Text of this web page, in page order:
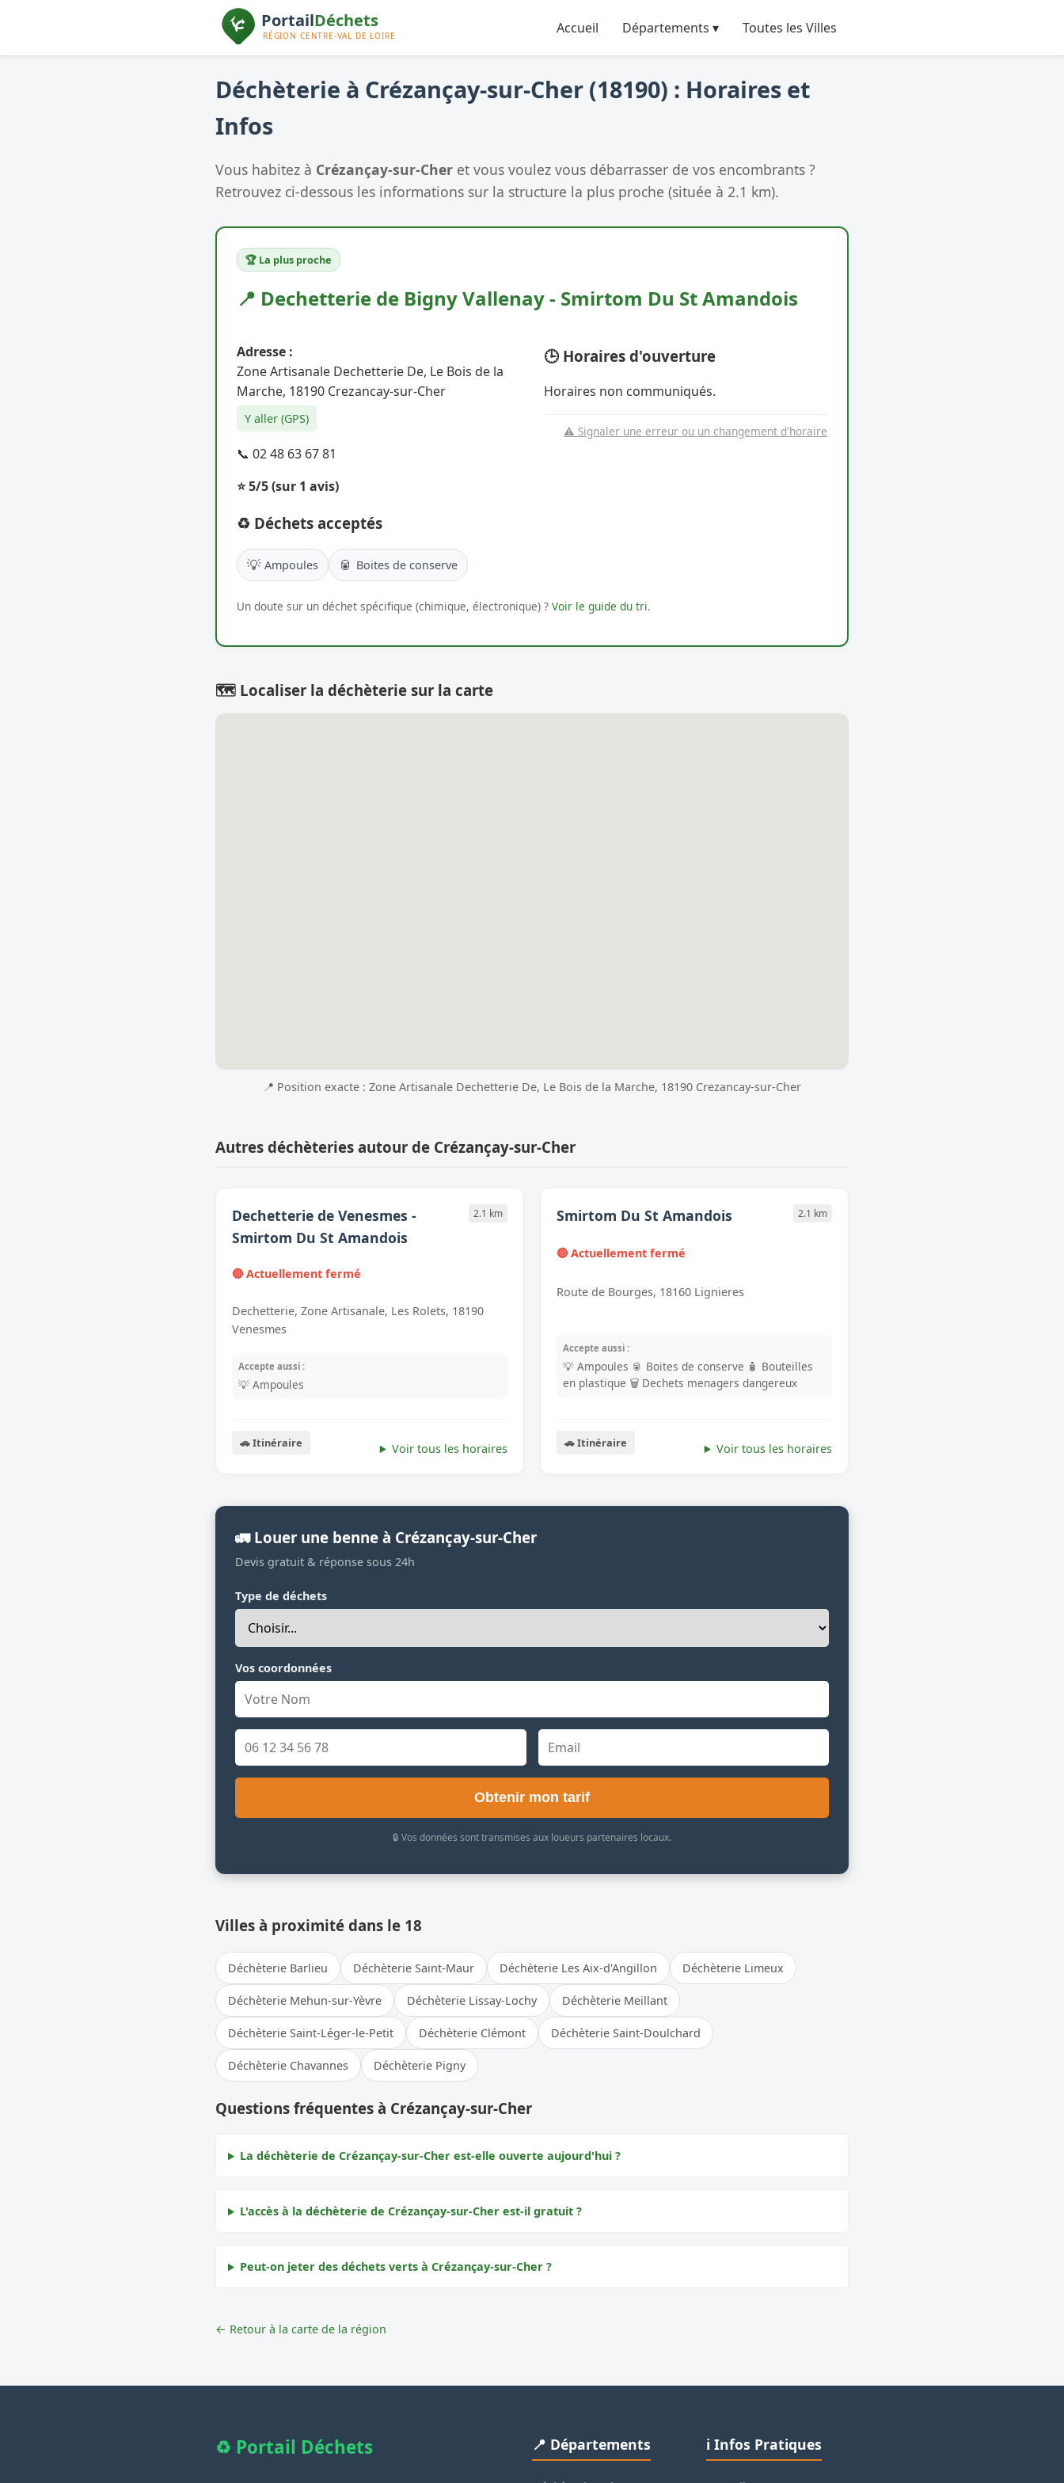
Accueil Départements ▾ Toutes les Villes
Déchèterie à Crézançay-sur-Cher (18190) : Horaires et
Infos
Vous habitez à Crézançay-sur-Cher et vous voulez vous débarrasser de vos encombrants ?
Retrouvez ci-dessous les informations sur la structure la plus proche (située à 2.1 km).
🏆 La plus proche
📍 Dechetterie de Bigny Vallenay - Smirtom Du St Amandois
Adresse :
Zone Artisanale Dechetterie De, Le Bois de la
Marche, 18190 Crezancay-sur-Cher
Y aller (GPS)
📞 02 48 63 67 81
⭐ 5/5(sur 1 avis)
🕒 Horaires d'ouverture
Horaires non communiqués.
⚠️ Signaler une erreur ou un changement d'horaire
♻️ Déchets acceptés
💡 Ampoules 🥫 Boites de conserve
Un doute sur un déchet spécifique (chimique, électronique) ? Voir le guide du tri.
🗺️ Localiser la déchèterie sur la carte
📍 Position exacte : Zone Artisanale Dechetterie De, Le Bois de la Marche, 18190 Crezancay-sur-Cher
Autres déchèteries autour de Crézançay-sur-Cher
Dechetterie de Venesmes -
Smirtom Du St Amandois
2.1 km
🔴 Actuellement fermé
Dechetterie, Zone Artisanale, Les Rolets, 18190
Venesmes
Accepte aussi :
💡 Ampoules
🚗 Itinéraire Voir tous les horaires
Smirtom Du St Amandois 2.1 km
🔴 Actuellement fermé
Route de Bourges, 18160 Lignieres
Accepte aussi :
💡 Ampoules 🥫 Boites de conserve 🧴 Bouteilles
en plastique 🗑️ Dechets menagers dangereux
🚗 Itinéraire Voir tous les horaires
🚛 Louer une benne à Crézançay-sur-Cher
Devis gratuit & réponse sous 24h
Type de déchets
Vos coordonnées
Obtenir mon tarif
🔒 Vos données sont transmises aux loueurs partenaires locaux.
Villes à proximité dans le 18
Déchèterie Barlieu Déchèterie Saint-Maur Déchèterie Les Aix-d'Angillon Déchèterie Limeux
Déchèterie Mehun-sur-Yèvre Déchèterie Lissay-Lochy Déchèterie Meillant
Déchèterie Saint-Léger-le-Petit Déchèterie Clémont Déchèterie Saint-Doulchard
Déchèterie Chavannes Déchèterie Pigny
Questions fréquentes à Crézançay-sur-Cher
La déchèterie de Crézançay-sur-Cher est-elle ouverte aujourd'hui ?
L'accès à la déchèterie de Crézançay-sur-Cher est-il gratuit ?
Peut-on jeter des déchets verts à Crézançay-sur-Cher ?
← Retour à la carte de la région
♻️ Portail Déchets 📍 Départements ℹ️ Infos Pratiques